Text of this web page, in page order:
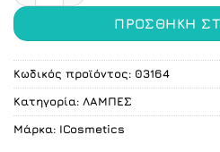
ΠΡΟΣΘΉΚΗ
Κωδικός προϊόντος: 03164
Κατηγορία: ΛΑΜΠΕΣ
Μάρκα: ICosmetics